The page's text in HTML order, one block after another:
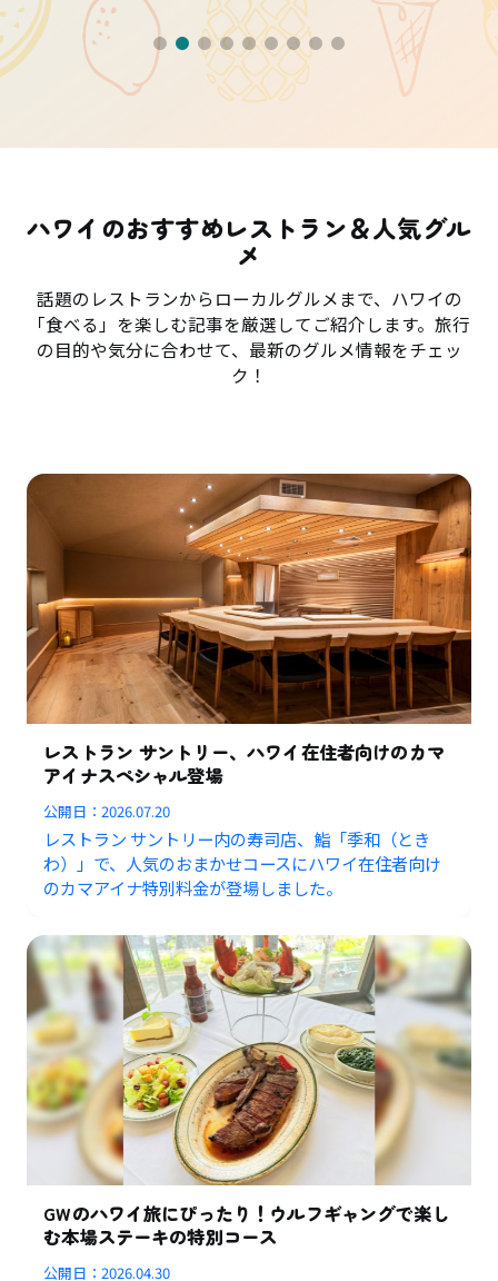
ハワイのおすすめレストラン＆人気グル
メ
話題のレストランからローカルグルメまで、ハワイの
「食べる」を楽しむ記事を厳選してご紹介します。旅行
の目的や気分に合わせて、最新のグルメ情報をチェッ
ク！
レストラン サントリー、ハワイ在住者向けのカマ
アイナスペシャル登場
公開日：2026.07.20
レストラン サントリー内の寿司店、鮨「季和（とき
わ）」で、人気のおまかせコースにハワイ在住者向け
のカマアイナ特別料金が登場しました。
GWのハワイ旅にぴったり！ウルフギャングで楽し
む本場ステーキの特別コース
公開日：2026.04.30